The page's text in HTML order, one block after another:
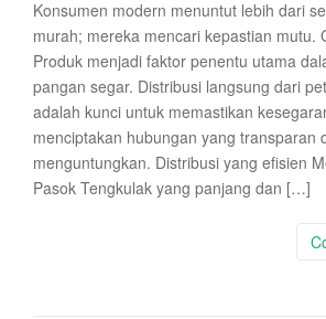
Konsumen modern menuntut lebih dari
murah; mereka mencari kepastian mutu.
Produk menjadi faktor penentu utama
pangan segar. Distribusi langsung dari
adalah kunci untuk memastikan
menciptakan hubungan yang transparan
menguntungkan. Distribusi yang efisien
Pasok Tengkulak yang panjang dan […]